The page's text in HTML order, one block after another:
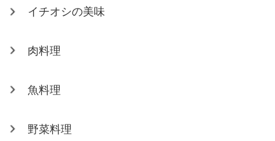
イチオシの美味
肉料理
魚料理
野菜料理